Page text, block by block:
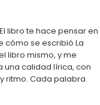
libro te hace pensar en
cómo se escribió La
libro mismo, y me
una calidad lírica, con
ritmo. Cada palabra